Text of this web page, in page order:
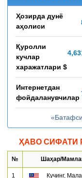
Ҳозирда дунё
аҳолиси
Қуролли
кучлар
харажатлари $
Интернетдан
фойдаланувчилар
ҲАВО СИФАТИ
№ Шаҳар/
1 Кучинг,